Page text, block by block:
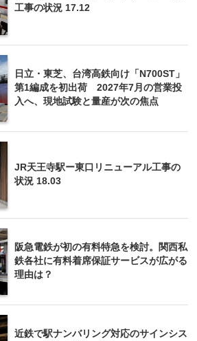
工事の状況 17.12
日立・東芝、台湾高鉄向け「N700ST」
第1編成を初出荷 2027年7月の営業投
入へ、現地試験と量産が次の焦点
JR天王寺駅ー東口リニューアル工事の
状況 18.03
阪急電鉄が初の有料特急を検討。関西私
鉄各社に有料着席保証サービスが広がる
理由は？
近鉄で駅ナンバリング対応のサインシス